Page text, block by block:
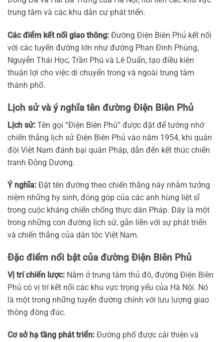
trung tâm và các khu dân cư phát triển.
Các điểm kết nối giao thông: Đường Điện Biên Phủ kết nối
với các tuyến đường lớn như đường Phan Đình Phùng,
Nguyễn Thái Học, Trần Phú và Lê Duẩn, tạo điều kiện
thuận lợi cho việc di chuyển trong và ngoài trung tâm
thành phố.
Lịch sử và ý nghĩa tên đường Điện Biên Phủ
Lịch sử: Tên gọi “Điện Biên Phủ” được đặt để tưởng nhớ
chiến thắng lịch sử Điện Biên Phủ vào năm 1954, khi quân
đội Việt Nam đánh bại quân Pháp, dẫn đến kết thúc chiến
tranh Đông Dương.
Ý nghĩa: Đặt tên đường theo chiến thắng này nhằm tưởng
niệm những hy sinh, đóng góp của các anh hùng liệt sĩ
trong cuộc kháng chiến chống thực dân Pháp. Đây là một
trong những con đường lịch sử, gắn liền với sự phát triển
và chiến thắng của dân tộc Việt Nam.
Đặc điểm nổi bật của đường Điện Biên Phủ
Vị trí chiến lược: Nằm ở trung tâm thủ đô, đường Điện Biên
Phủ có vị trí kết nối các khu vực trọng yếu của Hà Nội. Nó
là một trong những tuyến đường chính với lưu lượng giao
thông đông đúc.
Cơ sở hạ tầng phát triển: Đường phố được cải thiện và